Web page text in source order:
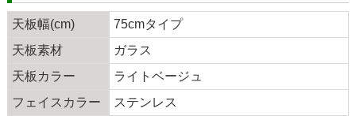
天板幅(cm)
75cmタイプ
天板素材
ガラス
天板カラー
ライトベージュ
フェイスカラー
ステンレス